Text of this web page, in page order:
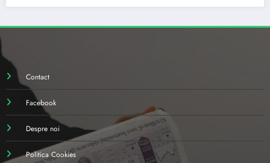
Contact
Facebook
Despre noi
Politica Cookies